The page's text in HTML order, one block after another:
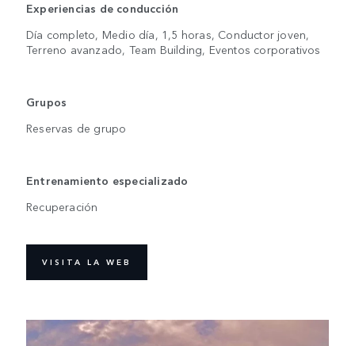
Experiencias de conducción
Día completo, Medio día, 1,5 horas, Conductor joven,
Terreno avanzado, Team Building, Eventos corporativos
Grupos
Reservas de grupo
Entrenamiento especializado
Recuperación
VISITA LA WEB